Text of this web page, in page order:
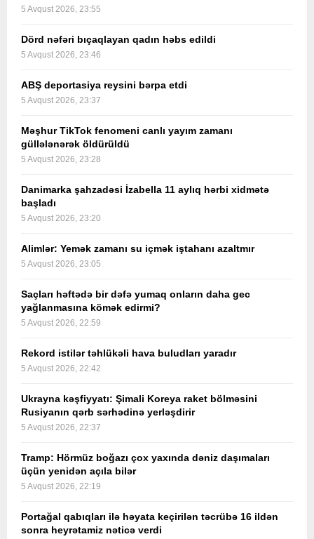
5 Avqust 2026, 23:55
Dörd nəfəri bıçaqlayan qadın həbs edildi
5 Avqust 2026, 23:46
ABŞ deportasiya reysini bərpa etdi
5 Avqust 2026, 23:37
Məşhur TikTok fenomeni canlı yayım zamanı
güllələnərək öldürüldü
5 Avqust 2026, 23:28
Danimarka şahzadəsi İzabella 11 aylıq hərbi xidmətə
başladı
5 Avqust 2026, 23:20
Alimlər: Yemək zamanı su içmək iştahanı azaltmır
5 Avqust 2026, 23:05
Saçları həftədə bir dəfə yumaq onların daha gec
yağlanmasına kömək edirmi?
5 Avqust 2026, 22:59
Rekord istilər təhlükəli hava buludları yaradır
5 Avqust 2026, 22:42
Ukrayna kəşfiyyatı: Şimali Koreya raket bölməsini
Rusiyanın qərb sərhədinə yerləşdirir
5 Avqust 2026, 22:37
Tramp: Hörmüz boğazı çox yaxında dəniz daşımaları
üçün yenidən açıla bilər
5 Avqust 2026, 22:19
Portağal qabıqları ilə həyata keçirilən təcrübə 16 ildən
sonra heyrətamiz nəticə verdi